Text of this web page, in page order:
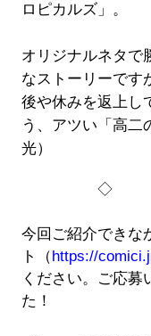
ロピカルズ」。
オリジナルネタで
なストーリーです
後や休みを返上し
う、アツい「高二
光）
◇
今回ご紹介できな
ト（https://
ください。ご応募
た！